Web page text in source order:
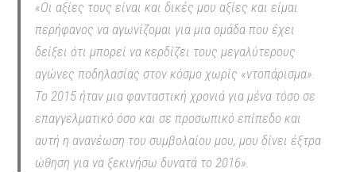
«Οι αξίες τους είναι και δικές μου αξίες και είμαι
περήφανος να αγωνίζομαι για μια ομάδα που έχει
δείξει ότι μπορεί να κερδίζει τους μεγαλύτερους
αγώνες ποδηλασίας στον κόσμο χωρίς «ντοπάρισμα».
Το 2015 ήταν μια φανταστική χρονιά για μένα τόσο σε
επαγγελματικό όσο και σε προσωπικό επίπεδο και
αυτή η ανανέωση του συμβολαίου μου, μου δίνει έξτρα
ώθηση για να ξεκινήσω δυνατά το 2016».